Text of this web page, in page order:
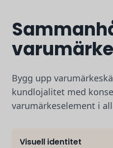
Bygg upp
kundlojalitet med
varumärkeselement i
Visuell identitet